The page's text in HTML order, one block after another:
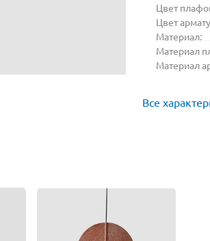
Цвет
Цвет
Материал:
Материал
Материал
Все